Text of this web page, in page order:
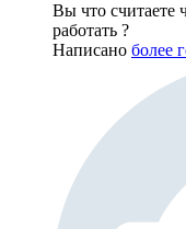
Вы что считаете
работать ?
Написано более